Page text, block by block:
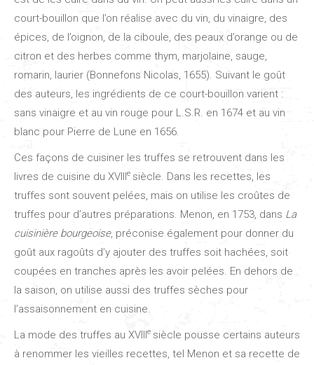
court-bouillon que l’on réalise avec du vin, du vinaigre, des
épices, de l’oignon, de la ciboule, des peaux d’orange ou de
citron et des herbes comme thym, marjolaine, sauge,
romarin, laurier (Bonnefons Nicolas, 1655). Suivant le goût
des auteurs, les ingrédients de ce court-bouillon varient :
sans vinaigre et au vin rouge pour L.S.R. en 1674 et au vin
blanc pour Pierre de Lune en 1656.
Ces façons de cuisiner les truffes se retrouvent dans les
livres de cuisine du XVIIIe siècle. Dans les recettes, les
truffes sont souvent pelées, mais on utilise les croûtes de
truffes pour d’autres préparations. Menon, en 1753, dans La
cuisinière bourgeoise, préconise également pour donner du
goût aux ragoûts d’y ajouter des truffes soit hachées, soit
coupées en tranches après les avoir pelées. En dehors de
la saison, on utilise aussi des truffes sèches pour
l’assaisonnement en cuisine.
La mode des truffes au XVIIIe siècle pousse certains auteurs
à renommer les vieilles recettes, tel Menon et sa recette de